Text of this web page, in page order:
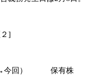
]
→今回） 保有株